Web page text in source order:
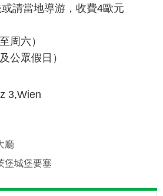
請當地導游，收費4歐元
周六）
公眾假日）
3,Wien
廳
堡城堡要塞